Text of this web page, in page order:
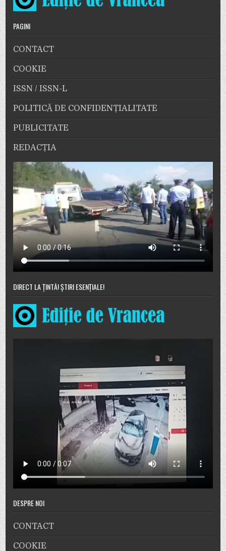
PAGINI
CONTACT
COOKIE
ISSN / ISSN-L
POLITICĂ DE CONFIDENȚIALITATE
PUBLICITATE
REDACȚIA
DIRECT LA ȚINTĂ! ȘTIRI ESENȚIALE!
DESPRE NOI
CONTACT
COOKIE